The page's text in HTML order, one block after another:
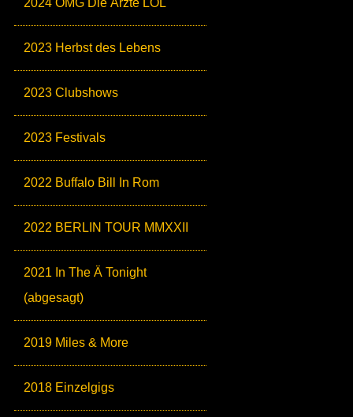
2024 OMG Die Ärzte LOL
2023 Herbst des Lebens
2023 Clubshows
2023 Festivals
2022 Buffalo Bill In Rom
2022 BERLIN TOUR MMXXII
2021 In The Ä Tonight
(abgesagt)
2019 Miles & More
2018 Einzelgigs